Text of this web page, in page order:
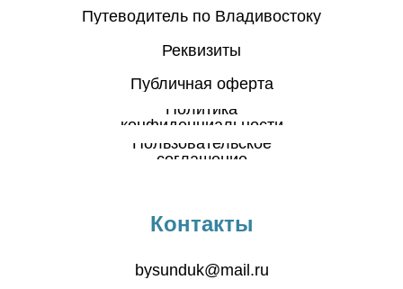
Путеводитель по Владивостоку
Реквизиты
Публичная оферта
Пользовательское
соглашение
Политика
конфиденциальности
Контакты
bysunduk@mail.ru